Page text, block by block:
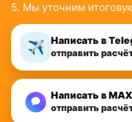
5. Мы уточним
✈️ Написать в
отправить
Написать в MAX
отправить